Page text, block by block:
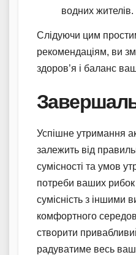
водних жителів.
Слідуючи цим
рекомендаціям, ви
здоров’я і баланс
Успішне утримання
залежить від
сумісності та умов
потреби ваших рибок
сумісність з іншими
комфортного
створити
радуватиме весь